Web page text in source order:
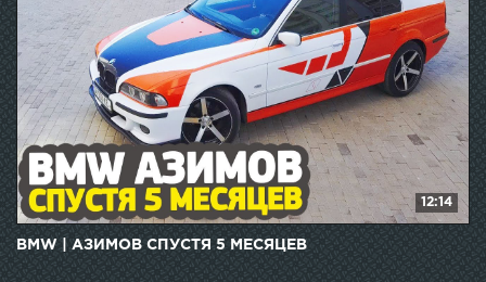
12:14
BMW | АЗИМОВ СПУСТЯ 5 МЕСЯЦЕВ